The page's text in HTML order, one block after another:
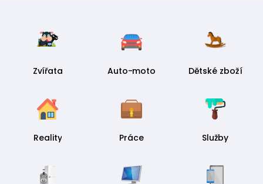
Zvířata Auto-moto Dětské zboží
Reality Práce Služby